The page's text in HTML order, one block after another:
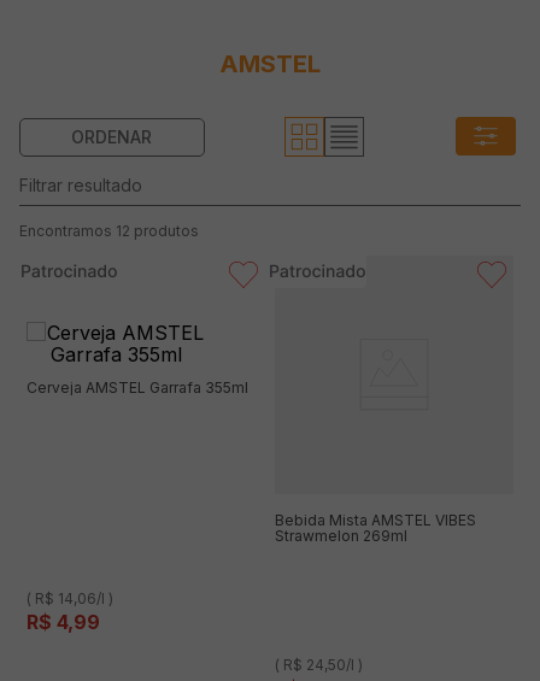
AMSTEL
12 produtos
Cerveja AMSTEL Garrafa 355ml
( R$ 14,06/l )
R$ 4,99
Bebida Mista AMSTEL VIBES
Strawmelon 269ml
( R$ 24,50/l )